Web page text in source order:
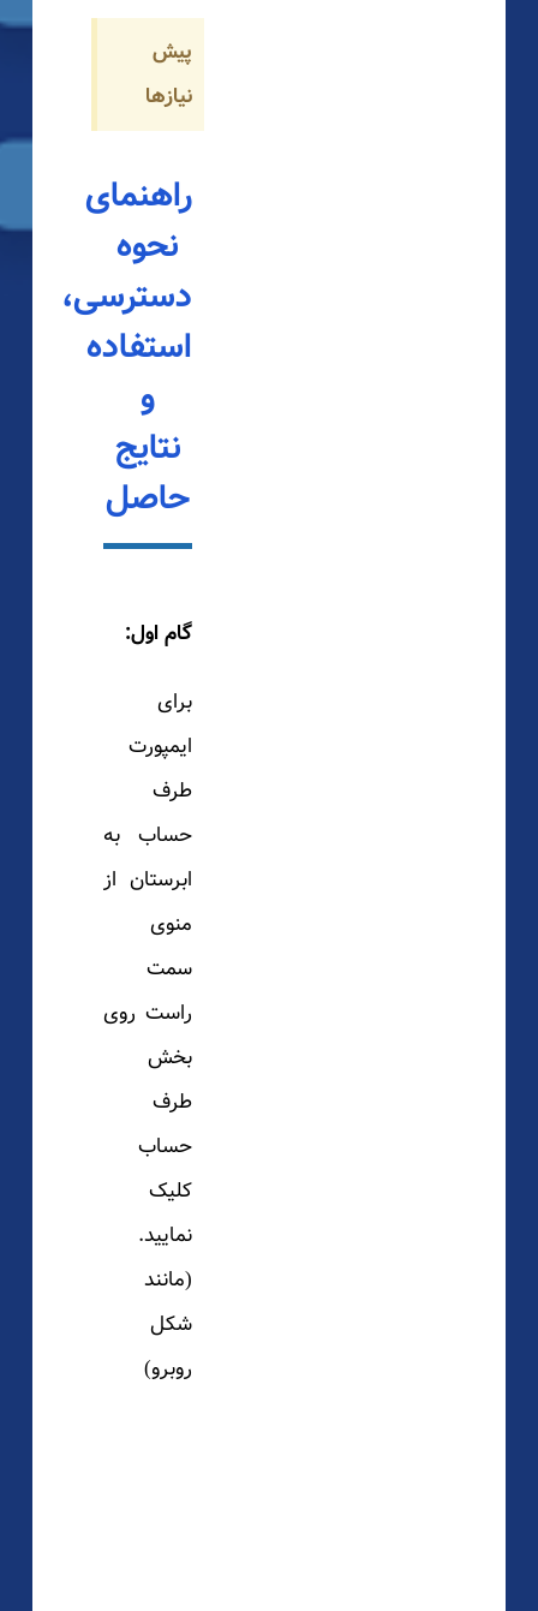
پیش
نیازها
راهنمای
نحوه
دسترسی،
استفاده
و
نتایج
حاصل
گام اول:
برای
ایمپورت
طرف
حساب به
ابرستان از
منوی
سمت
راست روی
بخش
طرف
حساب
کلیک
نمایید.
(مانند
شکل
روبرو)